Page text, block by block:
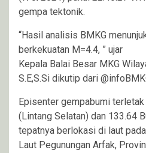
gempa tektonik.
“Hasil analisis BMKG
berkekuatan M=4.4, ” ujar
Kepala Balai Besar MKG
S.E,S.Si dikutip dari
Episenter gempabumi
(Lintang Selatan) dan 133.64
tepatnya berlokasi di laut
Laut Pegunungan Arfak,